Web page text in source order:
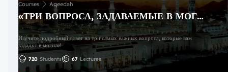
Courses Aqeedah
«ТРИ ВОПРОСА, ЗАДАВАЕМЫЕ В МОГИЛЕ»,
Изучите подробный ответ на три самых важных вопроса, которые вам
зададут в могиле!
720 Students 67 Lectures